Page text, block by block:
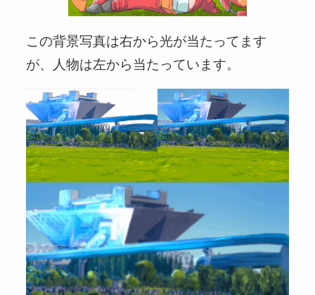
この背景写真は右から光が当たってます
が、人物は左から当たっています。